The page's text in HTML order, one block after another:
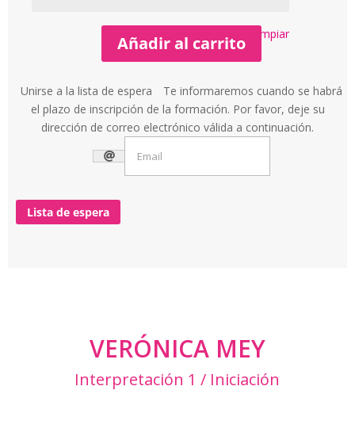
Limpiar
Añadir al carrito
Unirse a la lista de espera
Te informaremos cuando se habrá
el plazo de inscripción de la formación. Por favor, deje su
dirección de correo electrónico válida a continuación.
Lista de espera
VERÓNICA MEY
Interpretación 1 / Iniciación